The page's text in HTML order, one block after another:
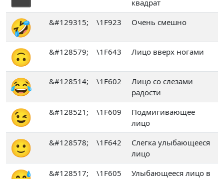
квадрат
🤣 &#129315; \1F923 Очень смешно
🙃 &#128579; \1F643 Лицо вверх ногами
😂 &#128514; \1F602
Лицо со слезами
радости
😉 &#128521; \1F609
Подмигивающее
лицо
🙂 &#128578; \1F642
Слегка улыбающееся
лицо
&#128517; \1F605
Улыбающееся лицо в